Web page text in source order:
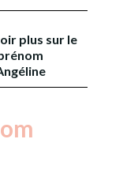
plus sur le